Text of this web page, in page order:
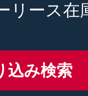
リース在
込み検索